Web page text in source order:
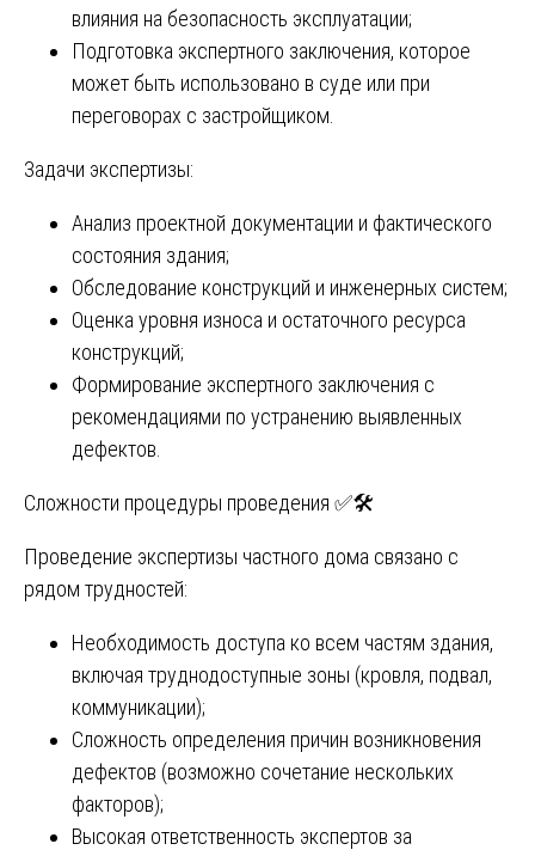
влияния на безопасность эксплуатации;
Подготовка экспертного заключения, которое
может быть использовано в суде или при
переговорах с застройщиком.
Задачи экспертизы:
Анализ проектной документации и фактического
состояния здания;
Обследование конструкций и инженерных систем;
Оценка уровня износа и остаточного ресурса
конструкций;
Формирование экспертного заключения с
рекомендациями по устранению выявленных
дефектов.
Сложности процедуры проведения ✅🛠️
Проведение экспертизы частного дома связано с
рядом трудностей:
Необходимость доступа ко всем частям здания,
включая труднодоступные зоны (кровля, подвал,
коммуникации);
Сложность определения причин возникновения
дефектов (возможно сочетание нескольких
факторов);
Высокая ответственность экспертов за